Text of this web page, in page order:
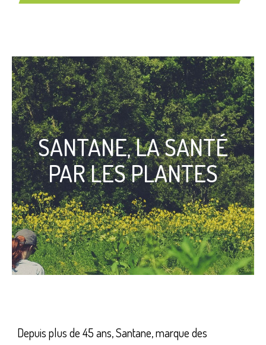
SANTANE, LA SANTÉ
PAR LES PLANTES
Depuis plus de 45 ans, Santane, marque des